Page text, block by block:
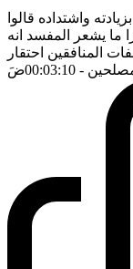
واشتداده قالوا
ما يشعر المفسد انه
المنافقين احتقار
- 00:03:10 ضَ